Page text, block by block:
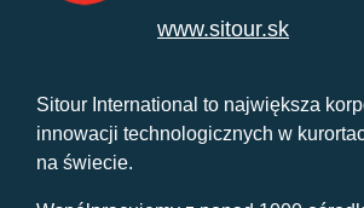
www.sitour.sk
Sitour International to największa
innowacji technologicznych w
na świecie.